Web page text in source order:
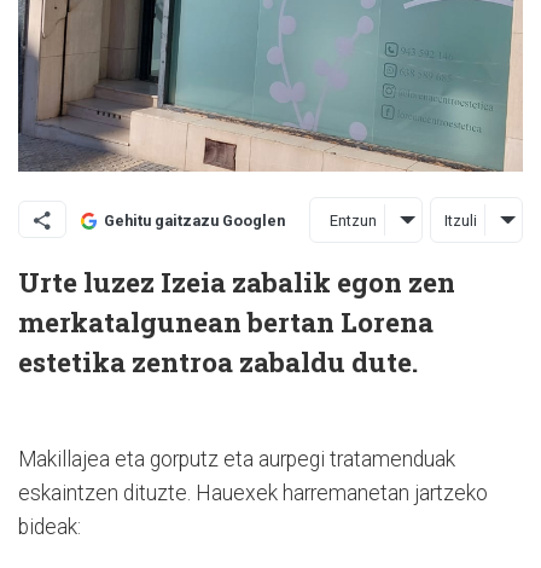
Gehitu gaitzazu Googlen Entzun Itzuli
Urte luzez Izeia zabalik egon zen
merkatalgunean bertan Lorena
estetika zentroa zabaldu dute.
Makillajea eta gorputz eta aurpegi tratamenduak
eskaintzen dituzte. Hauexek harremanetan jartzeko
bideak: